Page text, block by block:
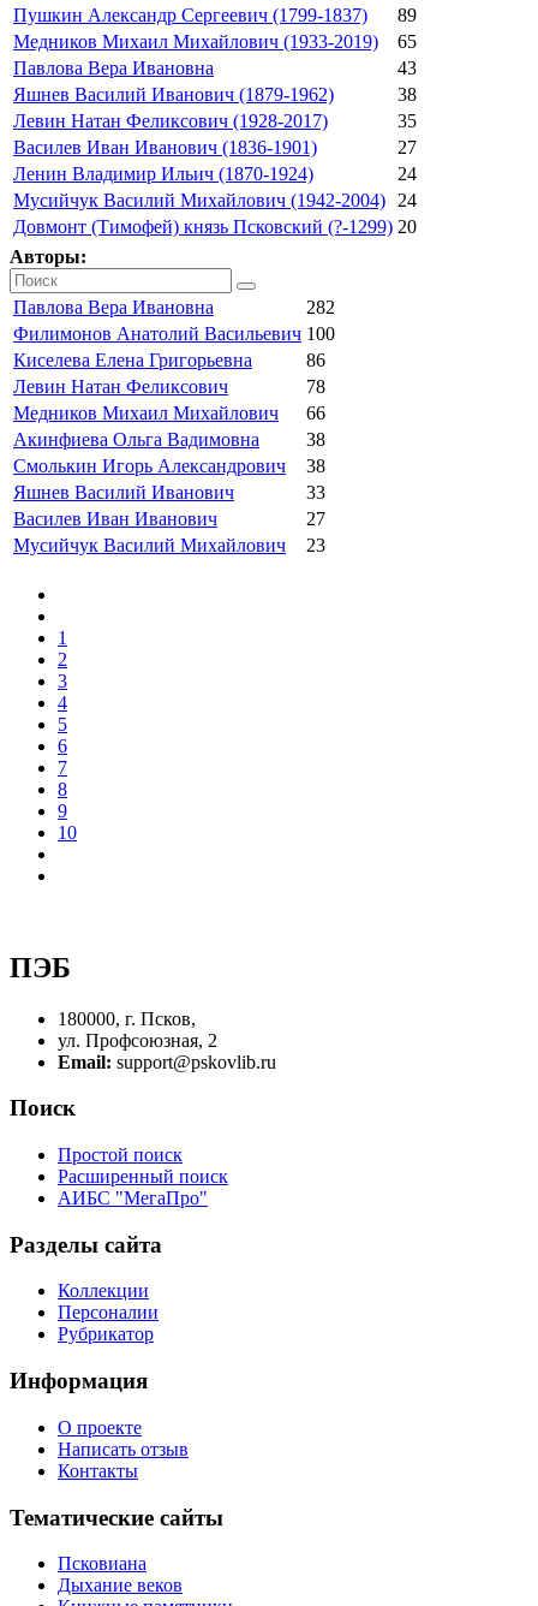
Пушкин Александр Сергеевич (1799-1837)
89
Медников Михаил Михайлович (1933-2019)
65
Павлова Вера Ивановна
43
Яшнев Василий Иванович (1879-1962)
38
Левин Натан Феликсович (1928-2017)
35
Василев Иван Иванович (1836-1901)
27
Ленин Владимир Ильич (1870-1924)
24
Мусийчук Василий Михайлович (1942-2004)
24
Довмонт (Тимофей) князь Псковский (?-1299) 20
Авторы:
Павлова Вера Ивановна
282
Филимонов Анатолий Васильевич 100
Киселева Елена Григорьевна
86
Левин Натан Феликсович
78
Медников Михаил Михайлович
66
Акинфиева Ольга Вадимовна
38
Смолькин Игорь Александрович
38
Яшнев Василий Иванович
33
Василев Иван Иванович
27
Мусийчук Василий Михайлович
23
1
2
3
4
5
6
7
8
9
10
ПЭБ
180000, г. Псков,
ул. Профсоюзная, 2
Email: support@pskovlib.ru
Поиск
Простой поиск
Расширенный поиск
АИБС "МегаПро"
Разделы сайта
Коллекции
Персоналии
Рубрикатор
Информация
О проекте
Написать отзыв
Контакты
Тематические сайты
Псковиана
Дыхание веков